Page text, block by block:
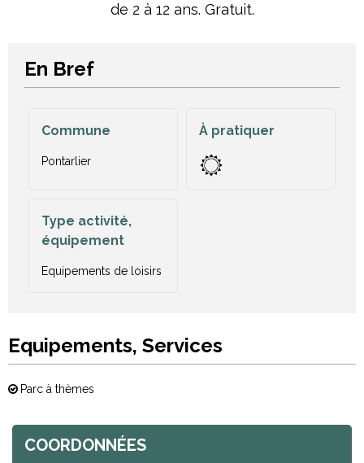
de 2 à 12 ans. Gratuit.
En Bref
Commune
Pontarlier
À pratiquer
Type activité,
équipement
Equipements de loisirs
Equipements, Services
Parc à thèmes
COORDONNÉES